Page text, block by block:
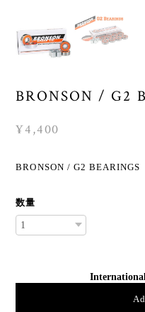
BRONSON / G2
¥4,400
BRONSON / G2 BEARINGS
数量